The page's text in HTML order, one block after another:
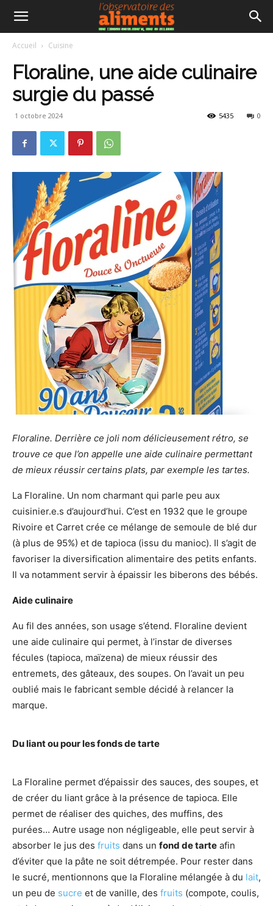
Accueil Cuisine
Floraline, une aide culinaire
surgie du passé
1 octobre 2024 0
5435
Floraline. Derrière ce joli nom délicieusement rétro, se
trouve ce que l’on appelle une aide culinaire permettant
de mieux réussir certains plats, par exemple les tartes.
La Floraline. Un nom charmant qui parle peu aux
cuisinier.e.s d’aujourd’hui. C’est en 1932 que le groupe
Rivoire et Carret crée ce mélange de semoule de blé dur
(à plus de 95%) et de tapioca (issu du manioc). Il s’agit de
favoriser la diversification alimentaire des petits enfants.
Il va notamment servir à épaissir les biberons des bébés.
Aide culinaire
Au fil des années, son usage s’étend. Floraline devient
une aide culinaire qui permet, à l’instar de diverses
fécules (tapioca, maïzena) de mieux réussir des
entremets, des gâteaux, des soupes. On l’avait un peu
oublié mais le fabricant semble décidé à relancer la
marque.
Du liant ou pour les fonds de tarte
La Floraline permet d’épaissir des sauces, des soupes, et
de créer du liant grâce à la présence de tapioca. Elle
permet de réaliser des quiches, des muffins, des
purées… Autre usage non négligeable, elle peut servir à
absorber le jus des fruits dans un fond de tarte afin
d’éviter que la pâte ne soit détrempée. Pour rester dans
le sucré, mentionnons que la Floraline mélangée à du lait,
un peu de sucre et de vanille, des fruits (compote, coulis,